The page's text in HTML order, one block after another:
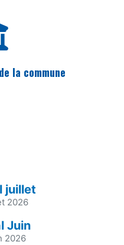
la commune
juillet
2026
Juin
2026